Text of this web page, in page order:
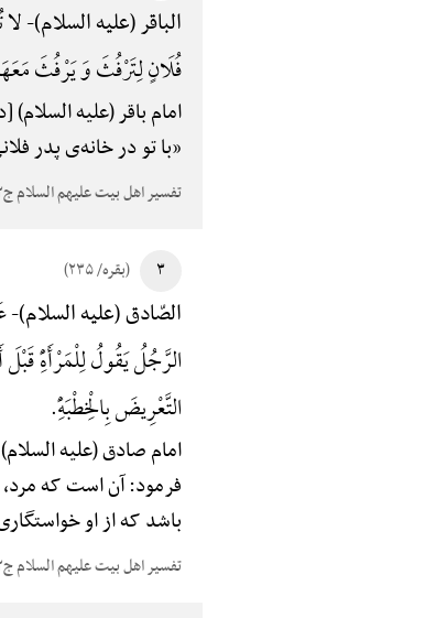
الباقر (علیه السلام)-
فُلَانٍ لِتَرْفُثَ وَ یَرْفُثَ
امام باقر (علیه
«با تو در خانه‌ی پدر
تفسیر اهل بیت علیهم السلام ج۲، ص۲۰۸
۳ (بقره/ ۲۳۵)
الصّادق (علیه السلام)-
الرَّجُلُ یَقُولُ لِلْمَرْأَهًِْ
التَّعْرِیضَ بِالْخِطْبَهًِْ.
امام صادق (علیه السلام)
فرمود: آن است که
باشد که از او
تفسیر اهل بیت علیهم السلام ج۲، ص۲۰۸